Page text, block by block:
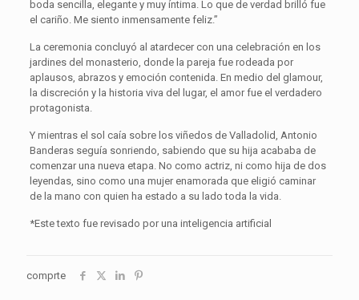
boda sencilla, elegante y muy íntima. Lo que de verdad brilló fue
el cariño. Me siento inmensamente feliz.”
La ceremonia concluyó al atardecer con una celebración en los
jardines del monasterio, donde la pareja fue rodeada por
aplausos, abrazos y emoción contenida. En medio del glamour,
la discreción y la historia viva del lugar, el amor fue el verdadero
protagonista.
Y mientras el sol caía sobre los viñedos de Valladolid, Antonio
Banderas seguía sonriendo, sabiendo que su hija acababa de
comenzar una nueva etapa. No como actriz, ni como hija de dos
leyendas, sino como una mujer enamorada que eligió caminar
de la mano con quien ha estado a su lado toda la vida.
*Este texto fue revisado por una inteligencia artificial
comprte